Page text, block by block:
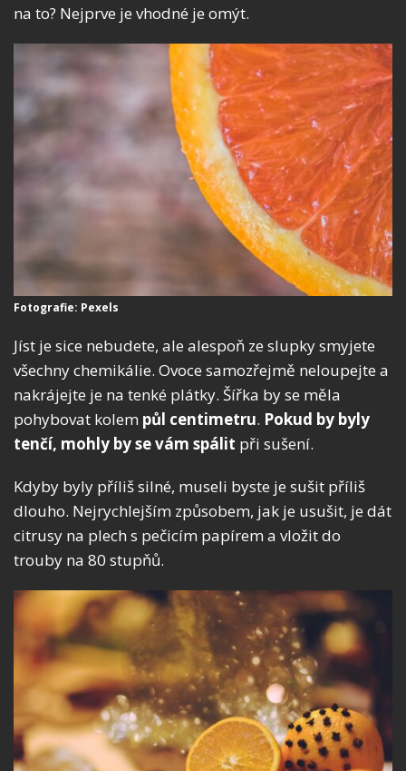
na to? Nejprve je vhodné je omýt.
Fotografie: Pexels
Jíst je sice nebudete, ale alespoň ze slupky smyjete
všechny chemikálie. Ovoce samozřejmě neloupejte a
nakrájejte je na tenké plátky. Šířka by se měla
pohybovat kolem půl centimetru. Pokud by byly
tenčí, mohly by se vám spálit při sušení.
Kdyby byly příliš silné, museli byste je sušit příliš
dlouho. Nejrychlejším způsobem, jak je usušit, je dát
citrusy na plech s pečicím papírem a vložit do
trouby na 80 stupňů.